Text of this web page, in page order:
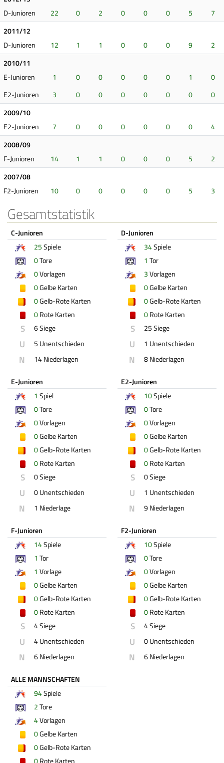
D-Junioren
22 0 2 0 0 0 5
7
2011/12
D-Junioren
12 1 1 0 0 0 9
2
2010/11
E-Junioren
1 0 0 0 0 0 1
0
E2-Junioren
3 0 0 0 0 0 0
0
2009/10
E2-Junioren
7 0 0 0 0 0 0
4
2008/09
F-Junioren
14 1 1 0 0 0 5
2
2007/08
F2-Junioren
10 0 0 0 0 0 5 3
Gesamtstatistik
C-Junioren
25Spiele
0Tore
0Vorlagen
0Gelbe Karten
0Gelb-Rote Karten
0Rote Karten
S 6 Siege
U 5 Unentschieden
N 14 Niederlagen
D-Junioren
34Spiele
1 Tor
3Vorlagen
0Gelbe Karten
0Gelb-Rote Karten
0Rote Karten
S 25 Siege
U 1 Unentschieden
N 8 Niederlagen
E-Junioren
1 Spiel
0Tore
0Vorlagen
0Gelbe Karten
0Gelb-Rote Karten
0Rote Karten
S 0 Siege
U 0 Unentschieden
N 1 Niederlage
E2-Junioren
10Spiele
0Tore
0Vorlagen
0Gelbe Karten
0Gelb-Rote Karten
0Rote Karten
S 0 Siege
U 1 Unentschieden
N 9 Niederlagen
F-Junioren
14Spiele
1 Tor
1 Vorlage
0Gelbe Karten
0Gelb-Rote Karten
0Rote Karten
S 4 Siege
U 4 Unentschieden
N 6 Niederlagen
F2-Junioren
10Spiele
0Tore
0Vorlagen
0Gelbe Karten
0Gelb-Rote Karten
0Rote Karten
S 4 Siege
U 0 Unentschieden
N 6 Niederlagen
ALLE MANNSCHAFTEN
94Spiele
2Tore
4Vorlagen
0Gelbe Karten
0Gelb-Rote Karten
0Rote Karten